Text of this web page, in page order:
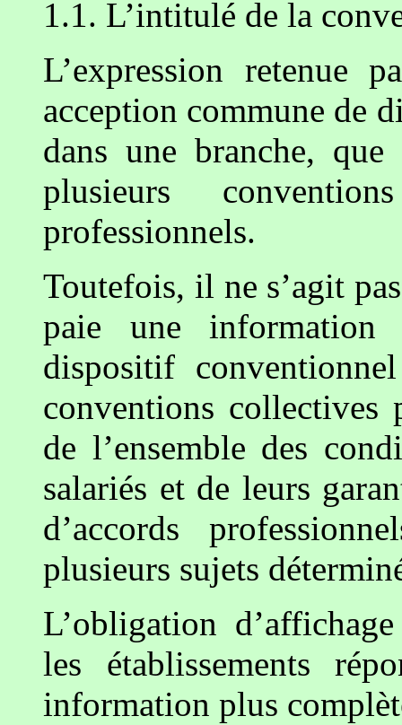
1.1. L’intitulé de la
L’expression retenue
acception commune de
dans une branche,
plusieurs
professionnels.
Toutefois, il ne s’agit
paie une information
dispositif
conventions collectives
de l’ensemble des
salariés et de leurs
d’accords
plusieurs sujets
L’obligation
les établissements
information plus